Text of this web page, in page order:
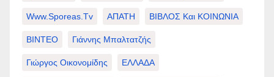
Www.sporeas.tv ΑΠΑΤΗ ΒΙΒΛΟΣ Και ΚΟΙΝΩΝΙΑ
ΒΙΝΤΕΟ Γιάννης Μπαλτατζής
Γιώργος Οικονομίδης ΕΛΛΑΔΑ